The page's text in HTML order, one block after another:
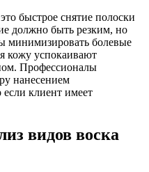
быстрое снятие полоски
должно быть резким, но
минимизировать болевые
кожу успокаивают
Профессионалы
нанесением
клиент имеет
видов воска